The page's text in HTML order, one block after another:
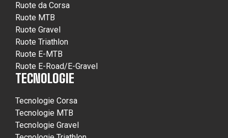
Ruote da Corsa
Ruote MTB
Ruote Gravel
Ruote Triathlon
Ruote E-MTB
Ruote E-Road/E-Gravel
TECNOLOGIE
Tecnologie Corsa
Tecnologie MTB
Tecnologie Gravel